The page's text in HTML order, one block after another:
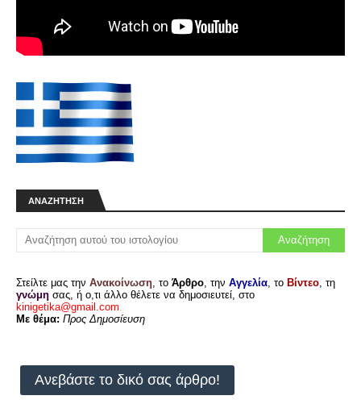
ΑΝΑΖΉΤΗΣΗ
Στείλτε μας την Ανακοίνωση , το Άρθρο , την Αγγελία , το Βίντεο , τη
γνώμη σας, ή ο,τι άλλο θέλετε να δημοσιευτεί, στο
kinigetika@gmail.com
Με θέμα: Προς Δημοσίευση
Ανεβάστε το δικό σας άρθρο!